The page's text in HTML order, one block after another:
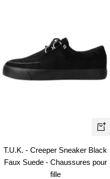
T.U.K. - Creeper Sneaker Black
Faux Suede - Chaussures pour
fille